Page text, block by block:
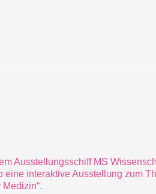
Ausstellungsschiff MS
eine interaktive Ausstellung zum
Medizin“.